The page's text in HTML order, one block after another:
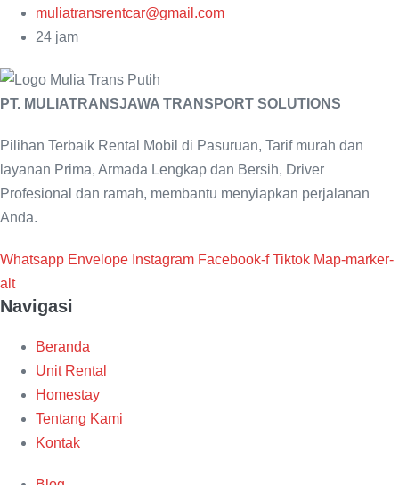
muliatransrentcar@gmail.com
24 jam
PT. MULIATRANSJAWA TRANSPORT SOLUTIONS
Pilihan Terbaik Rental Mobil di Pasuruan, Tarif murah dan
layanan Prima, Armada Lengkap dan Bersih, Driver
Profesional dan ramah, membantu menyiapkan perjalanan
Anda.
Whatsapp Envelope Instagram Facebook-f Tiktok Map-marker-
alt
Navigasi
Beranda
Unit Rental
Homestay
Tentang Kami
Kontak